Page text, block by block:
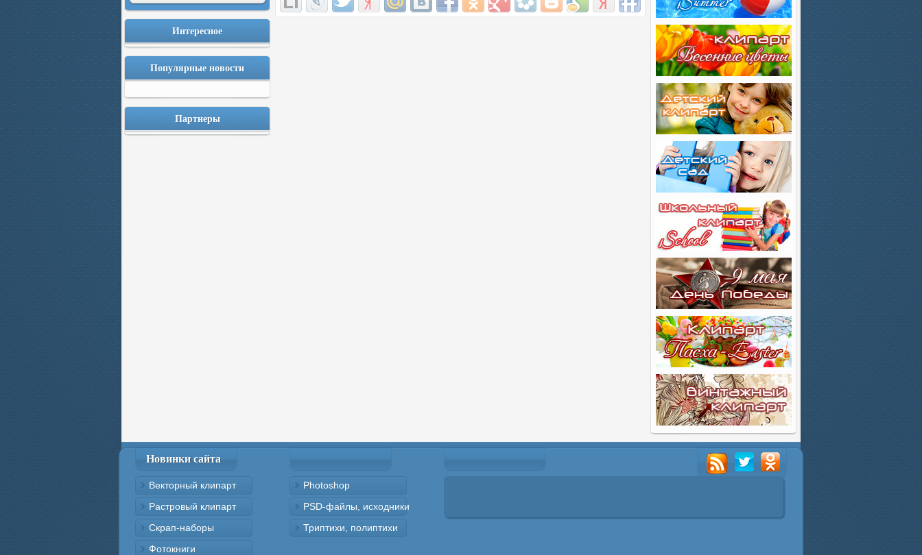
Интересное
Популярные новости
Партнеры
Новинки сайта
Векторный клипарт
Растровый клипарт
Скрап-наборы
Фотокниги
Photoshop
PSD-файлы, исходники
Триптихи, полиптихи